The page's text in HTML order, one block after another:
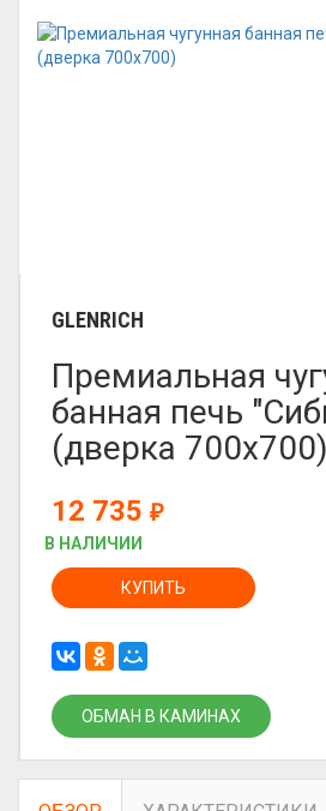
GLENRICH
Премиальная
банная печь
(дверка 700х700)
12 735 ₽
В НАЛИЧИИ
КУПИТЬ
ОБМАН В КАМИНАХ